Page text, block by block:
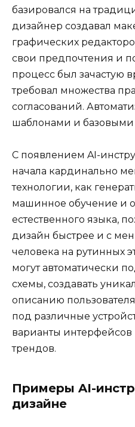
базировался на
дизайнер создавал
графических
свои предпочтения и
процесс был зачастую
требовал множества
согласований.
шаблонами и базовыми
С появлением AI-
начала кардинально
технологии, как
машинное обучение и
естественного языка,
дизайн быстрее и с
человека на рутинных
могут автоматически
схемы, создавать
описанию
под различные
варианты интерфейсов
трендов.
Примеры AI-
дизайне